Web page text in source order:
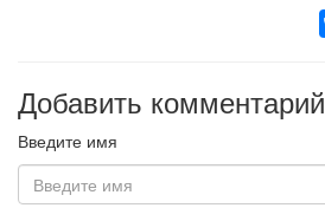
Добавить комментарий
Введите имя